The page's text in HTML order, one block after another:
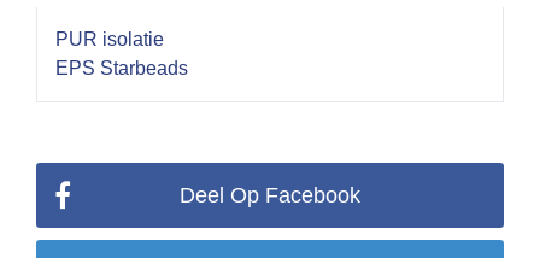
PUR isolatie
EPS Starbeads
Deel Op Facebook